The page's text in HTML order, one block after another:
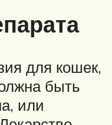
для кошек,
быть
или